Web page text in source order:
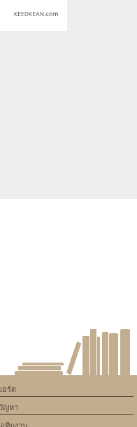
public_html/include/article/
อร์ด
ญหา